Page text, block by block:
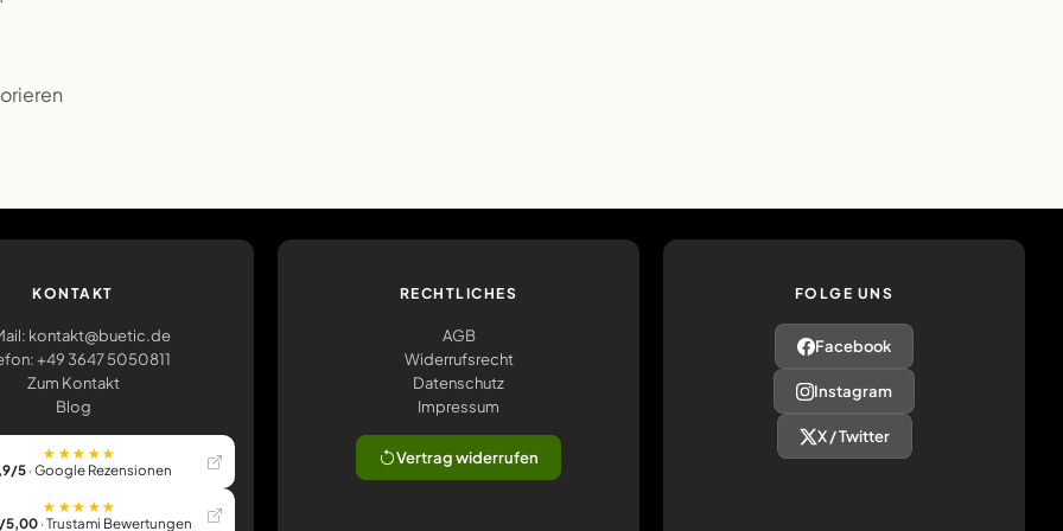
KONTAKT
kontakt@buetic.de
+49 3647 5050811
Zum Kontakt
Blog
★★★★★
5 · Google Rezensionen
★★★★★
5,00 · Trustami Bewertungen
RECHTLICHES
AGB
Widerrufsrecht
Datenschutz
Impressum
Vertrag widerrufen
FOLGE UNS
Facebook
Instagram
X / Twitter